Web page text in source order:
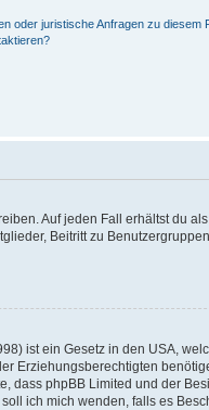
oder juristische Anfragen zu diesem
Auf jeden Fall erhältst du
Beitritt zu
ist ein Gesetz in den USA,
Erziehungsberechtigten
dass phpBB Limited und der
ich mich wenden, falls es